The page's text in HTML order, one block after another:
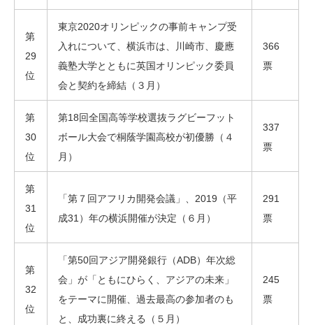
第
29
位
東京2020オリンピックの事前キャンプ受
入れについて、横浜市は、川崎市、慶應
義塾大学とともに英国オリンピック委員
会と契約を締結（３月）
366
票
第
30
位
第18回全国高等学校選抜ラグビーフット
ボール大会で桐蔭学園高校が初優勝（４
月）
337
票
第
31
位
「第７回アフリカ開発会議」、2019（平
成31）年の横浜開催が決定（６月）
291
票
第
32
位
「第50回アジア開発銀行（ADB）年次総
会」が「ともにひらく、アジアの未来」
をテーマに開催、過去最高の参加者のも
と、成功裏に終える（５月）
245
票